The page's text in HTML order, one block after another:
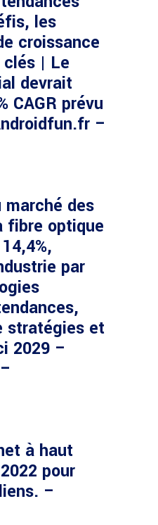
les
croissance
| Le
devrait
CAGR prévu
–
marché des
fibre optique
par
stratégies et
2029 –
à haut
pour
–